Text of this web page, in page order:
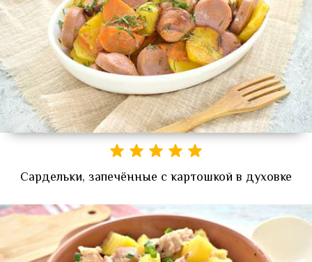
Сардельки, запечённые с картошкой в духовке